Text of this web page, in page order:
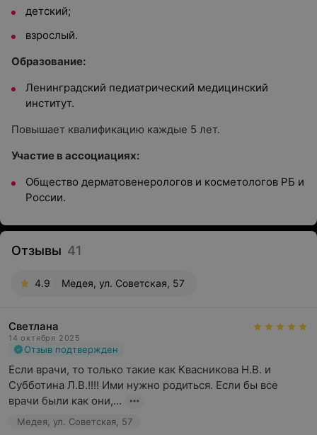
детский;
взрослый.
Образование:
Ленинградский педиатрический медицинский
институт.
Повышает квалификацию каждые 5 лет.
Участие в ассоциациях:
Общество дерматовенерологов и косметологов РБ и
России.
Отзывы 41
4.9 Медея, ул. Советская, 57
Светлана
14 октября 2025
Отзыв подтвержден
Если врачи, то только такие как Квасникова Н.В. и
Субботина Л.В.!!!! Ими нужно родиться. Если бы все
врачи были как они,...
Медея, ул. Советская, 57